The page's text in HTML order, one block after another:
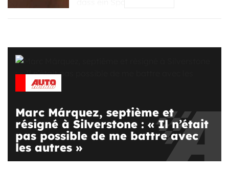
Marc Márquez, septième et
résigné à Silverstone : « Il n’était
pas possible de me battre avec
les autres »